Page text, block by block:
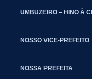
UMBUZEIRO – HINO À
NOSSO VICE-PREFEITO
NOSSA PREFEITA